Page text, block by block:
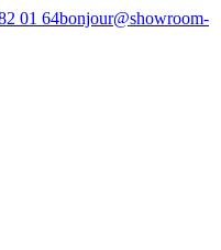
01 64bonjour@showroom-